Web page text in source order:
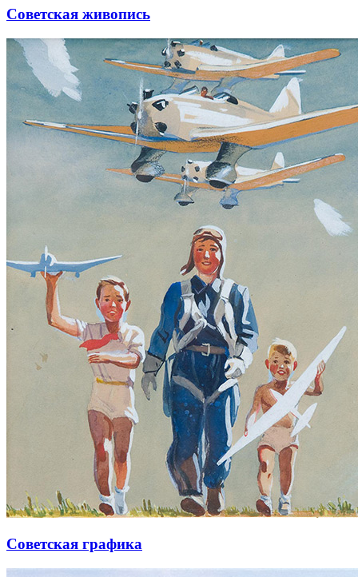
Советская живопись
Советская графика